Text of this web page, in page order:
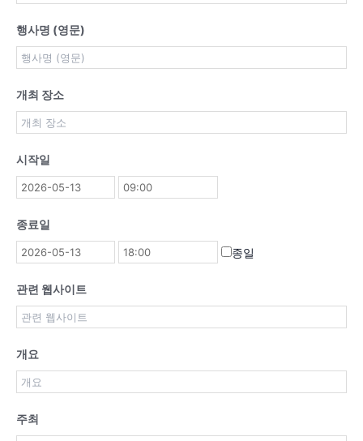
행사명 (영문)
개최 장소
시작일
종료일
종일
관련 웹사이트
개요
주최